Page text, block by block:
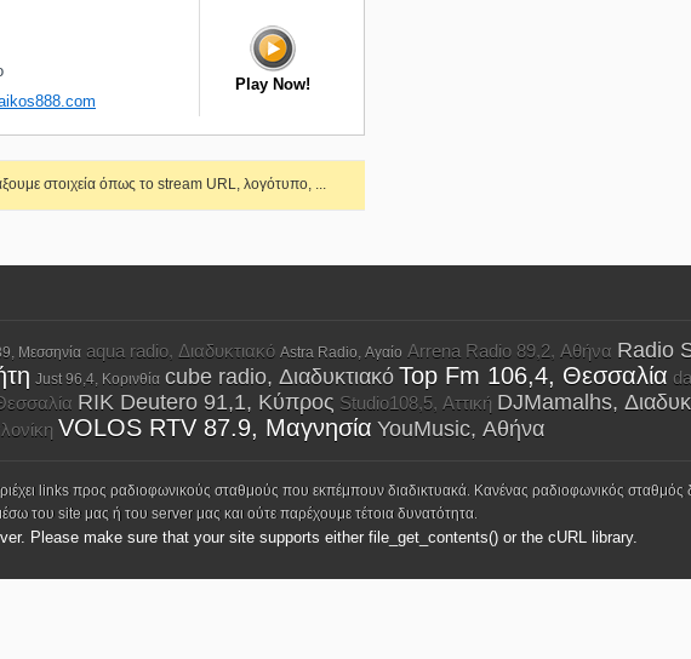
Play Now!
στοιχεία όπως το stream URL, λογότυπο, ...
Μεσσηνία aqua radio, Διαδυκτιακό Astra Radio, Αγαίο Arrena Radio 89,2, Αθήνα Radio
Just 96,4, Κορινθία cube radio, Διαδυκτιακό Top Fm 106,4, Θεσσαλία
RIK Deutero 91,1, Κύπρος Studio108,5, Αττική DJMamalhs,
VOLOS RTV 87.9, Μαγνησία YouMusic, Αθήνα
links προς ραδιοφωνικούς σταθμούς που εκπέμπουν διαδικτυακά. Κανένας ραδιοφωνικός σταθμός
του site μας ή του server μας και ούτε παρέχουμε τέτοια δυνατότητα.
Please make sure that your site supports either file_get_contents() or the cURL library.